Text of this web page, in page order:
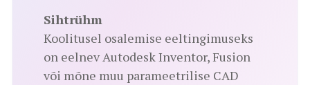
Sihtrühm
Koolitusel osalemise eeltingimuseks
on eelnev Autodesk Inventor, Fusion
või mõne muu parameetrilise CAD